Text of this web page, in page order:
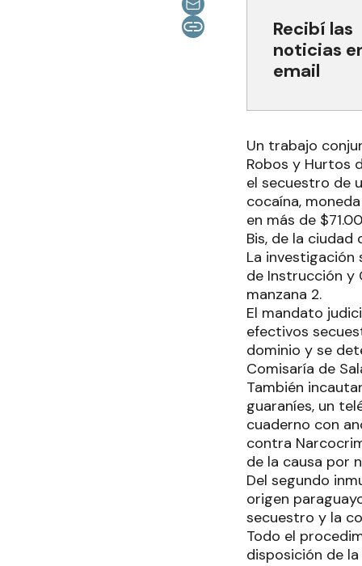
Recibí las
noticias
email
Un trabajo
Robos y Hurtos
el secuestro de
cocaína,
en más de
Bis, de la ciudad
La investigación
de Instrucción y
manzana 2.
El mandato
efectivos
dominio y se
Comisaría de
También
guaraníes, un
cuaderno con
contra
de la causa por
Del segundo
origen
secuestro y la
Todo el
disposición de